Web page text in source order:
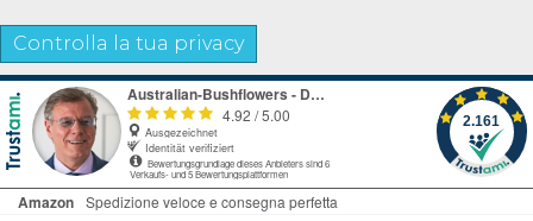
Controlla la tua privacy